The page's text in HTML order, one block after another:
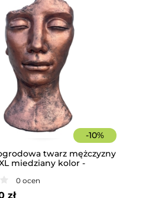
-10%
twarz mężczyzny
miedziany kolor -
0 ocen
zł